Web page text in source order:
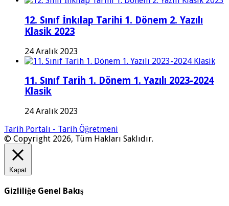
12. Sınıf İnkılap Tarihi 1. Dönem 2. Yazılı
Klasik 2023
24 Aralık 2023
11. Sınıf Tarih 1. Dönem 1. Yazılı 2023-2024
Klasik
24 Aralık 2023
Tarih Portalı - Tarih Öğretmeni
© Copyright 2026, Tüm Hakları Saklıdır.
Kapat
Gizliliğe Genel Bakış